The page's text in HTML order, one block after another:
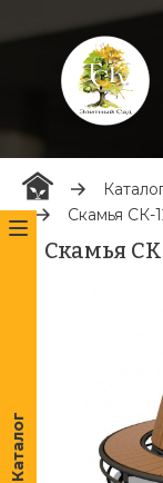
Скамья СК-
Скамья
Каталог